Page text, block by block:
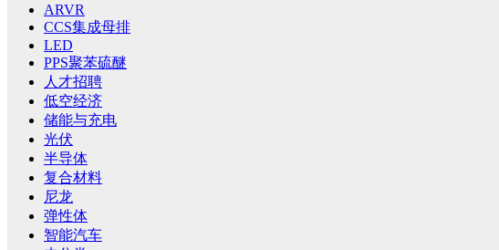
ARVR
CCS集成母排
LED
PPS聚苯硫醚
人才招聘
低空经济
储能与充电
光伏
半导体
复合材料
尼龙
弹性体
智能汽车